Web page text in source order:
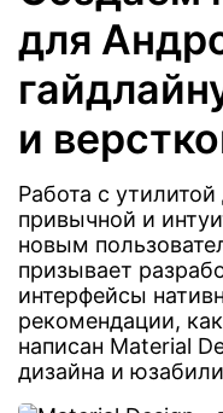
для
и
Работа с
привычной и
новым
призывает
интерфейсы
рекомендации,
написан Material
дизайна и